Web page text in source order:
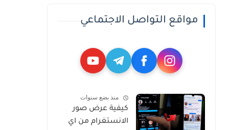
مواقع التواصل الاجتماعي
منذ بضع سنوات
كيفية عرض صور
الانستغرام من اي